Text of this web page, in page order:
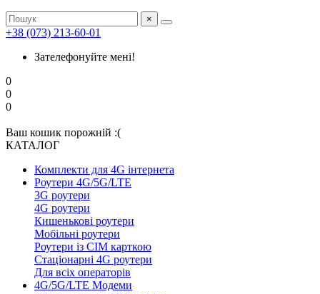
×
+38 (073) 213-60-01
Зателефонуйте мені!
0
0
0
Ваш кошик порожній :(
КАТАЛОГ
Комплекти для 4G інтернета
Роутери 4G/5G/LTE
3G роутери
4G роутери
Кишенькові роутери
Мобільні роутери
Роутери із СІМ карткою
Стаціонарні 4G роутери
Для всіх операторів
4G/5G/LTE Модеми